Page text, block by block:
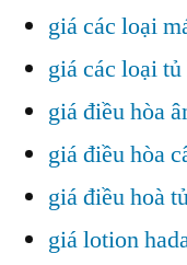
giá các loại
giá các loại
giá điều hòa
giá điều hòa
giá điều hoà
giá lotion